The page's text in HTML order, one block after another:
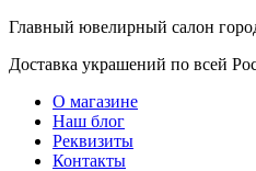
Главный ювелирный салон
Доставка украшений по всей
О магазине
Наш блог
Реквизиты
Контакты